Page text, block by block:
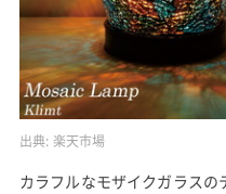
出典: 楽天市場
カラフルなモザイクガラスの